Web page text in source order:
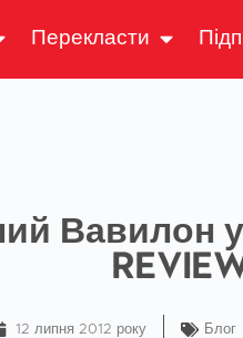
Перекласти
12 липня 2012 року Блог